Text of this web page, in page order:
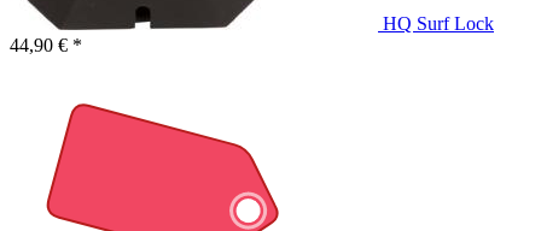
HQ Surf Lock
44,90 € *